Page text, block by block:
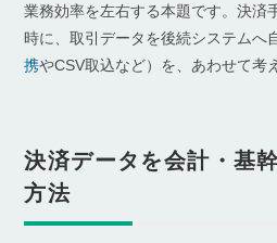
業務効率を左右する本題です。決済
時に、取引データを後続システムへ
携やCSV取込など）を、あわせて考
決済データを会計・基
方法